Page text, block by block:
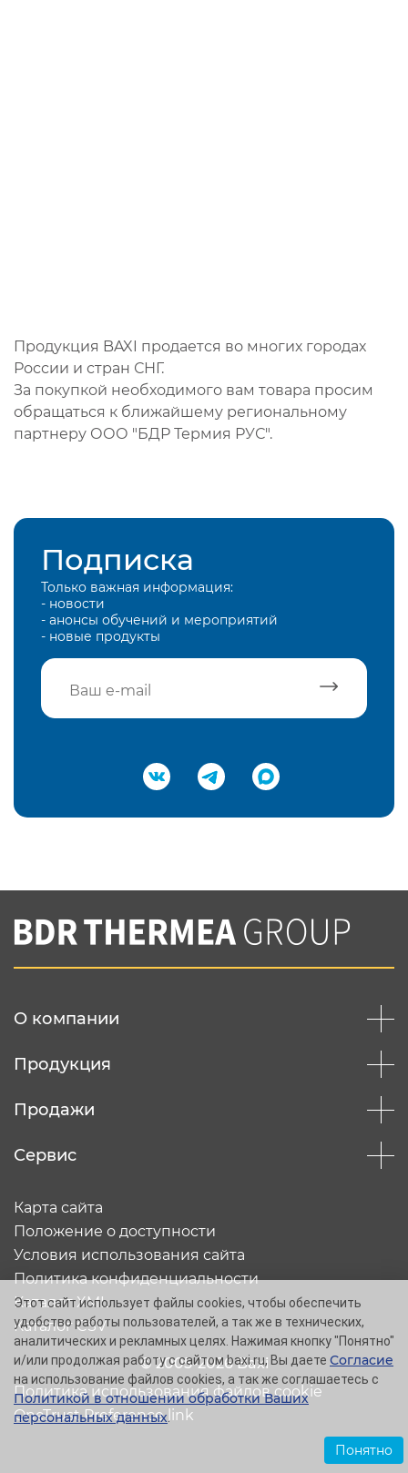
Продукция BAXI продается во многих городах
России и стран СНГ.
За покупкой необходимого вам товара просим
обращаться к ближайшему региональному
партнеру ООО "БДР Термия РУС".
Подписка
Только важная информация:
- новости
- анонсы обучений и мероприятий
- новые продукты
Подтвердить e-mail
Вы соглашаетесь с нашей политикой
конфеденциальности
О компании
Продукция
Продажи
Сервис
© 2005-2026 Baxi
Карта сайта
Положение о доступности
Условия использования сайта
Политика конфиденциальности
Каталог XML
Каталог CSV
Политика использования файлов cookie
OneTrust Preference link
Этот сайт использует файлы cookies, чтобы обеспечить
удобство работы пользователей, а так же в технических,
аналитических и рекламных целях. Нажимая кнопку "Понятно"
и/или продолжая работу с сайтом baxi.ru, Вы даете Согласие
на использование файлов cookies, а так же соглашаетесь с
Политикой в отношении обработки Ваших
персональных данных.
Понятно